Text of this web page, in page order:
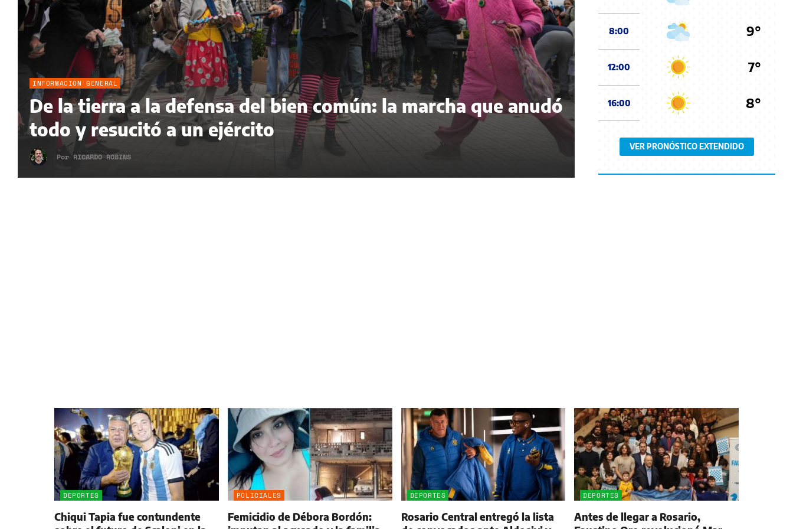
INFORMACIÓN GENERAL
De la tierra a la defensa del bien común: la marcha que anudó
todo y resucitó a un ejército
Por RICARDO ROBINS
8:00 9°
12:00 7°
16:00 8°
VER PRONÓSTICO EXTENDIDO
DEPORTES
Chiqui Tapia fue contundente
POLICIALES
Femicidio de Débora Bordón:
DEPORTES
Rosario Central entregó la lista
DEPORTES
Antes de llegar a Rosario,